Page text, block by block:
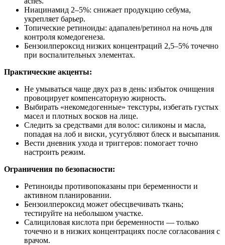
Ниацинамид 2–5%: снижает продукцию себума,
укрепляет барьер.
Топические ретиноиды: адапален/ретинол на ночь для
контроля комедогенеза.
Бензоилпероксид низких концентраций 2,5–5% точечно
при воспалительных элементах.
Практические акценты:
Не умываться чаще двух раз в день: избыток очищения
провоцирует компенсаторную жирность.
Выбирать «некомедогенные» текстуры, избегать густых
масел и плотных восков на лице.
Следить за средствами для волос: силиконы и масла,
попадая на лоб и виски, усугубляют блеск и высыпания.
Вести дневник ухода и триггеров: помогает точно
настроить режим.
Ограничения по безопасности:
Ретиноиды противопоказаны при беременности и
активном планировании.
Бензоилпероксид может обесцвечивать ткань;
тестируйте на небольшом участке.
Салициловая кислота при беременности — только
точечно и в низких концентрациях после согласования с
врачом.